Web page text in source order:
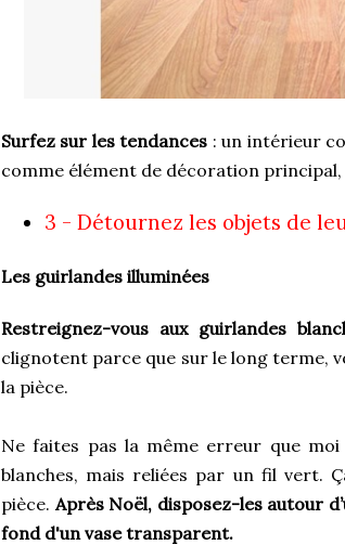
Surfez sur les tendances : un intérieur
comme élément de décoration
3 - Détournez les objets de
Les guirlandes illuminées
Restreignez-vous aux guirlandes
clignotent parce que sur le long terme,
la pièce.
Ne faites pas la même erreur que
blanches, mais reliées par un fil vert.
pièce.Après Noël, disposez-les autour
fond d'un vase transparent.